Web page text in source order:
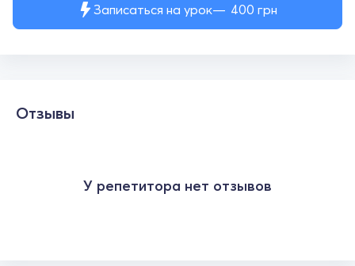
Записаться на урок 400 грн
Отзывы
У репетитора нет отзывов